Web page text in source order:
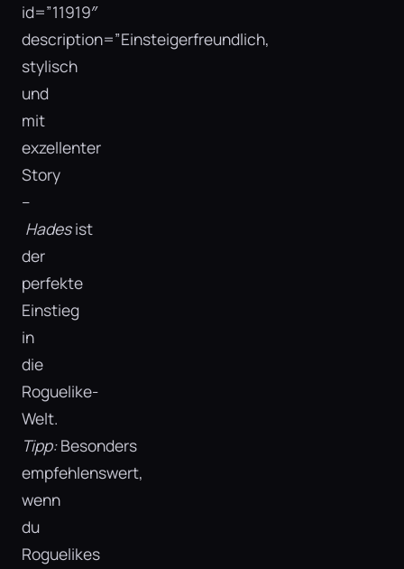
id=”11919″
description=”Einsteigerfreundlich,
stylisch
und
mit
exzellenter
Story
–
Hadesist
der
perfekte
Einstieg
in
die
Roguelike-
Welt.
Tipp:Besonders
empfehlenswert,
wenn
du
Roguelikes